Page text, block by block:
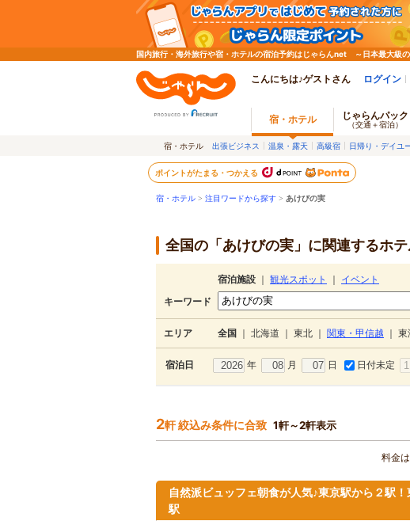
国内旅行・海外旅行や宿・ホテルの宿泊予約はじゃらんnet ～日本最大級
こんにちは♪ゲストさん ログイン
宿・ホテル じゃらんパック
（交通＋宿泊）
宿・ホテル 出張ビジネス 温泉・露天 高級宿 日帰り・デイユ
ポイントがたまる・つかえる
宿・ホテル > 注目ワードから探す > あけびの実
全国の「あけびの実」に関連するホ
宿泊施設 観光スポット
イベント
キーワード
エリア 全国 北海道 東北 関東・甲信越 東
宿泊日 年 月 日 日付未定
2軒 絞込み条件に合致 1軒～2軒表示
料金
自然派ビュッフェ朝食が人気♪東京駅から２駅
駅